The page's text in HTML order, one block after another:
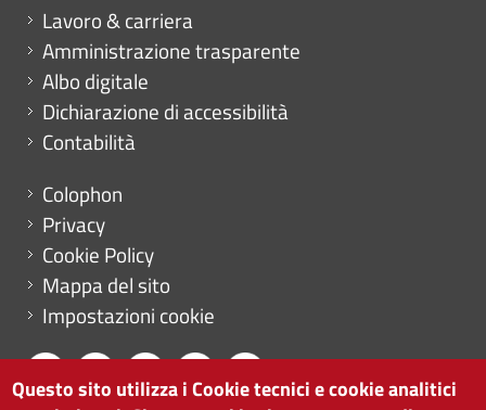
Mini menu di servizio
Lavoro & carriera
Amministrazione trasparente
Albo digitale
Dichiarazione di accessibilità
Contabilità
Menu footer
Colophon
Privacy
Cookie Policy
Mappa del sito
Impostazioni cookie
Questo sito utilizza i Cookie tecnici e cookie analitici